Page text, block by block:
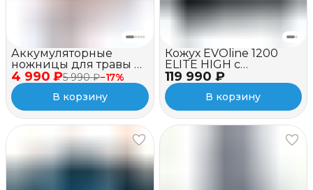
4 990 ₽5 990 ₽−17%
Аккумуляторные
ножницы для травы и
кустов EVOline GSB
7.2V
В корзину
119 990 ₽
Кожух EVOline 1200
ELITE HIGH c
вентилятором
В корзину